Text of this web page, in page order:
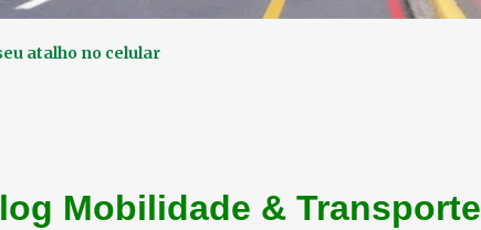
atalho no celular
Mobilidade & Transporte